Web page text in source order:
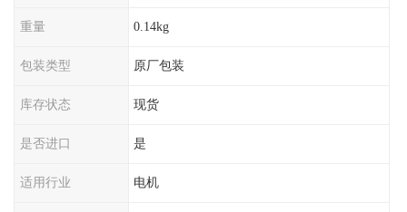
重量 0.14kg
包装类型 原厂包装
库存状态 现货
是否进口 是
适用行业 电机